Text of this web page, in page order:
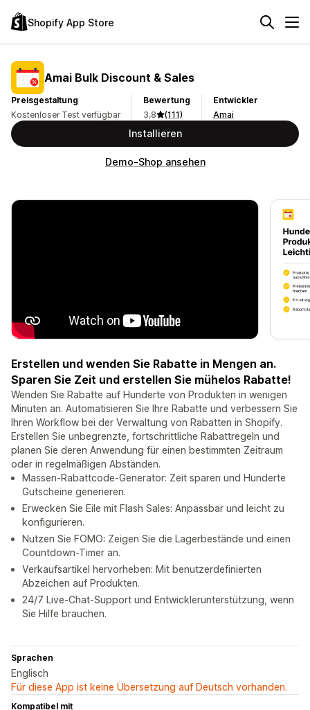
Shopify App Store
Amai Bulk Discount & Sales
Preisgestaltung
Kostenloser Test verfügbar
Bewertung
3,8
(111)
Entwickler
Amai
Installieren
Demo-Shop ansehen
Erstellen und wenden Sie Rabatte in Mengen an.
Sparen Sie Zeit und erstellen Sie mühelos Rabatte!
Wenden Sie Rabatte auf Hunderte von Produkten in wenigen
Minuten an. Automatisieren Sie Ihre Rabatte und verbessern Sie
Ihren Workflow bei der Verwaltung von Rabatten in Shopify.
Erstellen Sie unbegrenzte, fortschrittliche Rabattregeln und
planen Sie deren Anwendung für einen bestimmten Zeitraum
oder in regelmäßigen Abständen.
Massen-Rabattcode-Generator: Zeit sparen und Hunderte
Gutscheine generieren.
Erwecken Sie Eile mit Flash Sales: Anpassbar und leicht zu
konfigurieren.
Nutzen Sie FOMO: Zeigen Sie die Lagerbestände und einen
Countdown-Timer an.
Verkaufsartikel hervorheben: Mit benutzerdefinierten
Abzeichen auf Produkten.
24/7 Live-Chat-Support und Entwicklerunterstützung, wenn
Sie Hilfe brauchen.
Sprachen
Englisch
Für diese App ist keine Übersetzung auf Deutsch vorhanden.
Kompatibel mit